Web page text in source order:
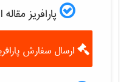
پارافریز مقاله ISI و رفع plagiarism
ارسال سفارش